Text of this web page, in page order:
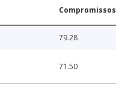
Compromissos
79.28
71.50